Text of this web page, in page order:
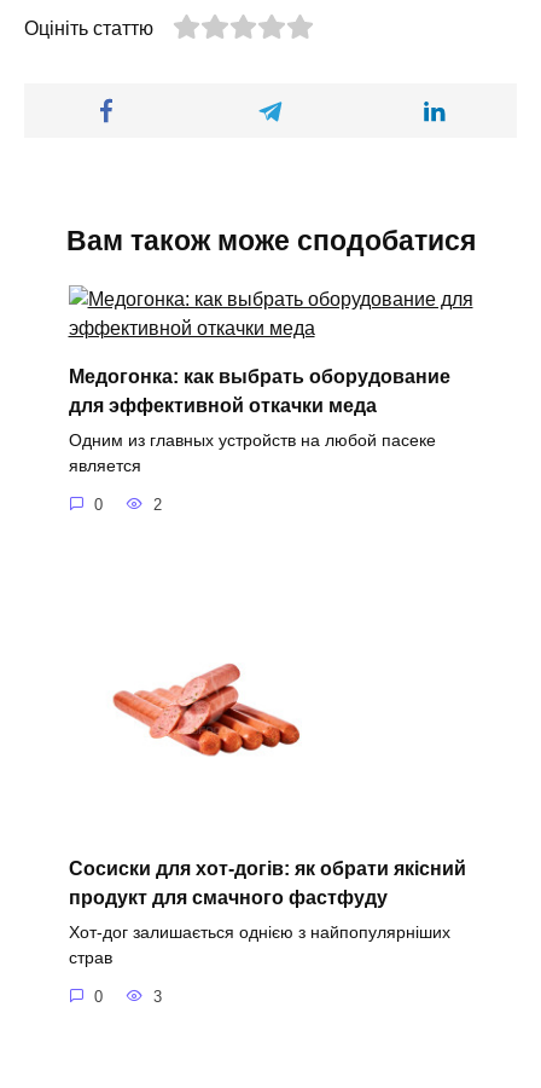
Оцініть статтю
Вам також може сподобатися
Медогонка: как выбрать оборудование
для эффективной откачки меда
Одним из главных устройств на любой пасеке
является
0 2
Сосиски для хот-догів: як обрати якісний
продукт для смачного фастфуду
Хот-дог залишається однією з найпопулярніших
страв
0 3